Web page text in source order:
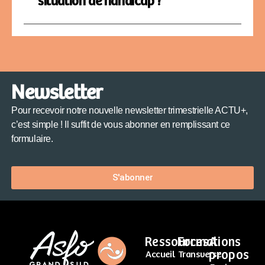
Newsletter
Pour recevoir notre nouvelle newsletter trimestrielle ACTU+,
c’est simple ! Il suffit de vous abonner en remplissant ce
formulaire.
S'abonner
Ressources
Accueil
Formations
Transverse
A
propos